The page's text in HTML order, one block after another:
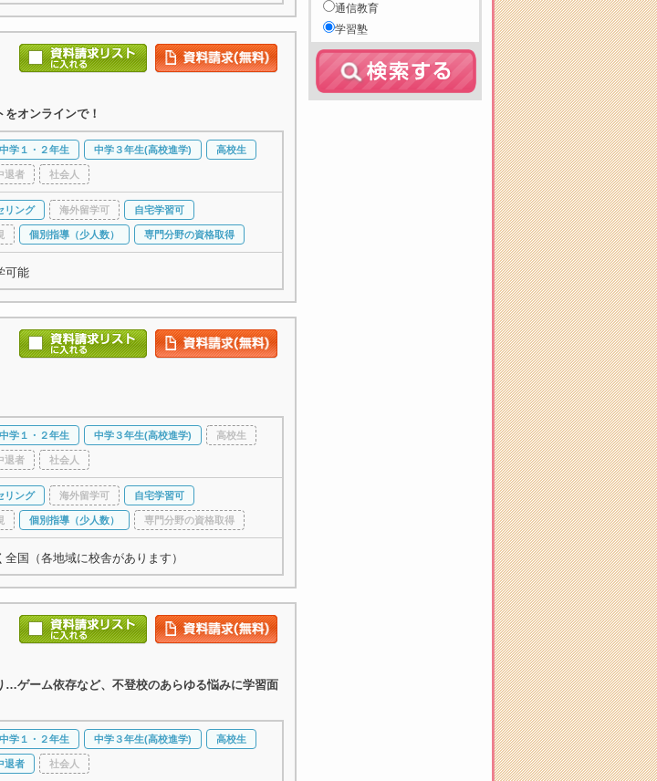
オンラインで！
中学１・２年生 中学３年生(高校進学) 高校生
退者 社会人
リング 海外留学可 自宅学習可
個別指導（少人数） 専門分野の資格取得
可能
中学１・２年生 中学３年生(高校進学) 高校生
退者 社会人
リング 海外留学可 自宅学習可
個別指導（少人数） 専門分野の資格取得
国（各地域に校舎があります）
ーム依存など、不登校のあらゆる悩みに学習面
中学１・２年生 中学３年生(高校進学) 高校生
退者 社会人
通信教育
学習塾